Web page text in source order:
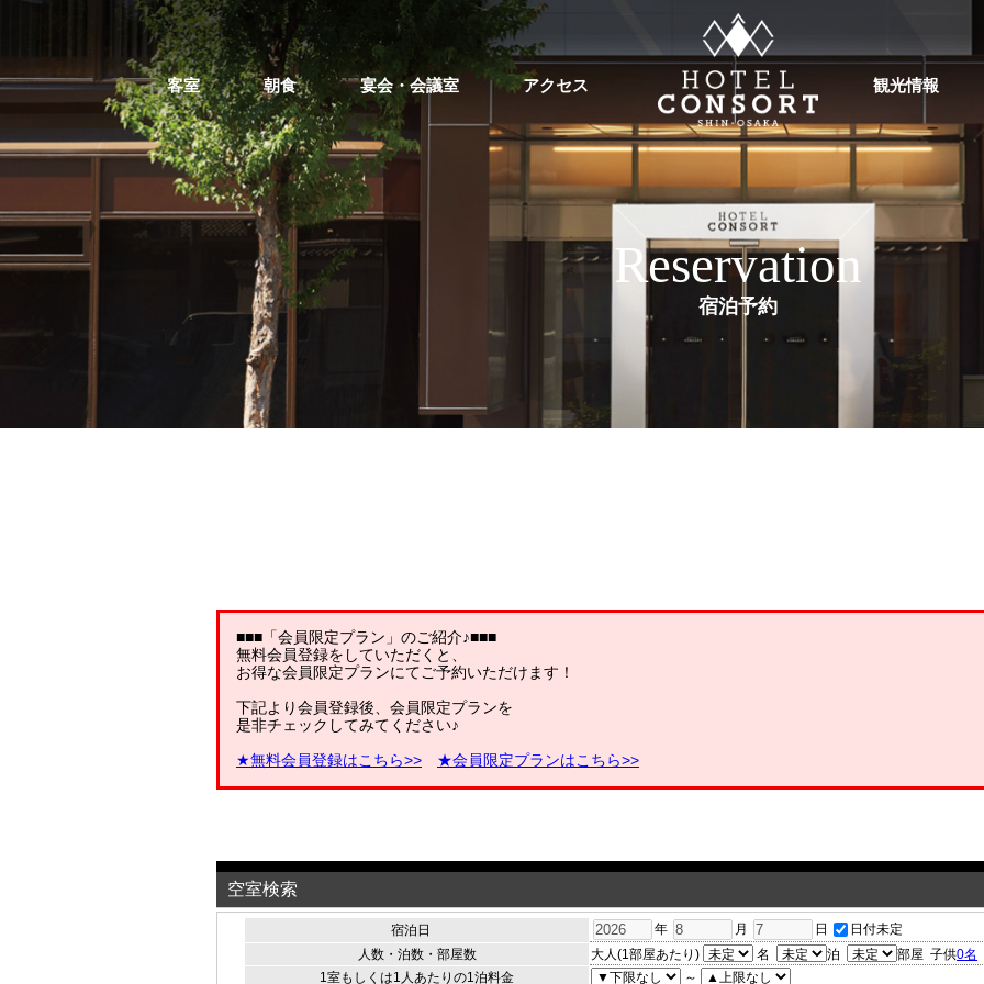
客室 朝食 宴会・会議室 アクセス 観光情報
Reservation
宿泊予約
■■■「会員限定プラン」のご紹介♪■■■
無料会員登録をしていただくと、
お得な会員限定プランにてご予約いただけます！
下記より会員登録後、会員限定プランを
是非チェックしてみてください♪
★無料会員登録はこちら>> ★会員限定プランはこちら>>
空室検索
宿泊日 年 月 日
日付未定
人数・泊数・部屋数
大人(1部屋あたり) 名 泊 部屋子供0名
1室もしくは1人あたりの1泊料金
～